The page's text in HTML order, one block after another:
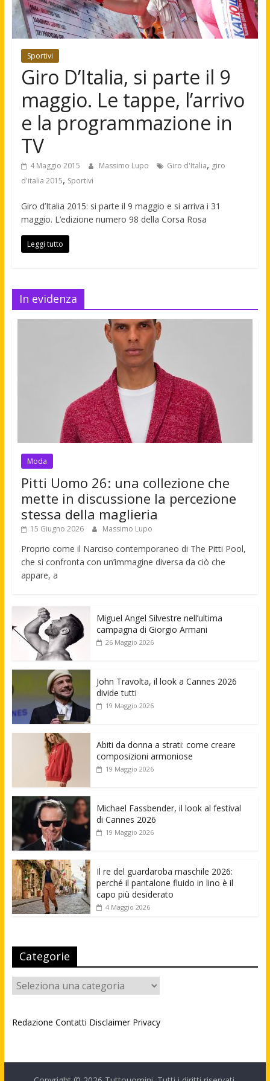
Sportivi
Giro D’Italia, si parte il 9
maggio. Le tappe, l’arrivo
e la programmazione in
TV
4 Maggio 2015 Massimo Lupo Giro d'Italia, giro
d'italia 2015, Sportivi
Giro d’Italia 2015: si parte il 9 maggio e si arriva i 31
maggio. L’edizione numero 98 della Corsa Rosa
Leggi tutto
In evidenza
Moda
Pitti Uomo 26: una collezione che
mette in discussione la percezione
stessa della maglieria
15 Giugno 2026 Massimo Lupo
Proprio come il Narciso contemporaneo di The Pitti Pool,
che si confronta con un’immagine diversa da ciò che
appare, a
Miguel Angel Silvestre nell’ultima
campagna di Giorgio Armani
26 Maggio 2026
John Travolta, il look a Cannes 2026
divide tutti
19 Maggio 2026
Abiti da donna a strati: come creare
composizioni armoniose
19 Maggio 2026
Michael Fassbender, il look al festival
di Cannes 2026
19 Maggio 2026
Il re del guardaroba maschile 2026:
perché il pantalone fluido in lino è il
capo più desiderato
4 Maggio 2026
Categorie
Categorie
Redazione Contatti Disclaimer Privacy